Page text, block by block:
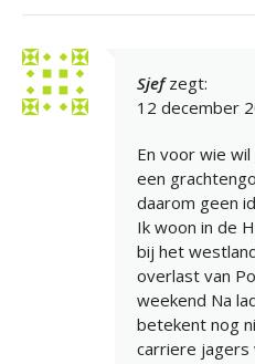
Sjef zegt:
12 december
En voor wie
een
daarom geen
Ik woon in de
bij het
overlast van
weekend Na
betekent nog
carriere jagers